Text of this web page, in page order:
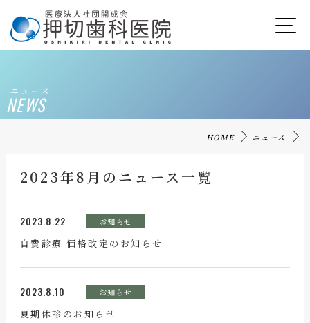
ニュース
NEWS
HOME ニュース
2023年8月のニュース一覧
2023.8.22 お知らせ
自費診療 価格改定のお知らせ
2023.8.10 お知らせ
夏期休診のお知らせ